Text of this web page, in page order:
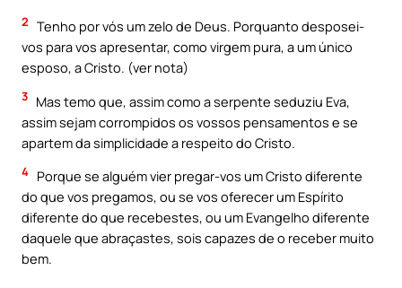
2 Tenho por vós um zelo de Deus. Porquanto desposei-
vos para vos apresentar, como virgem pura, a um único
esposo, a Cristo. (ver nota)
3 Mas temo que, assim como a serpente seduziu Eva,
assim sejam corrompidos os vossos pensamentos e se
apartem da simplicidade a respeito do Cristo.
4 Porque se alguém vier pregar-vos um Cristo diferente
do que vos pregamos, ou se vos oferecer um Espírito
diferente do que recebestes, ou um Evangelho diferente
daquele que abraçastes, sois capazes de o receber muito
bem.